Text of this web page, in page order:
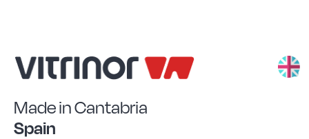
Made in Cantabria
Spain